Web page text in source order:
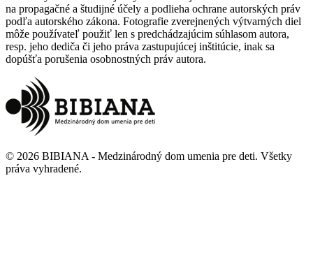
na propagačné a študijné účely a podlieha ochrane autorských práv
podľa autorského zákona. Fotografie zverejnených výtvarných diel
môže používateľ použiť len s predchádzajúcim súhlasom autora,
resp. jeho dediča či jeho práva zastupujúcej inštitúcie, inak sa
dopúšťa porušenia osobnostných práv autora.
© 2026 BIBIANA - Medzinárodný dom umenia pre deti. Všetky
práva vyhradené.